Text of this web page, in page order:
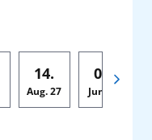
14.
Aug. 27
03.
Jun.